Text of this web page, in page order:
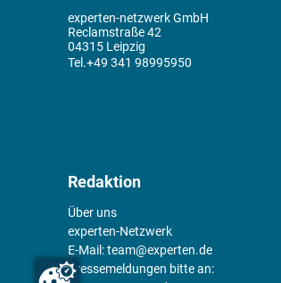
experten-netzwerk GmbH
Reclamstraße 42
04315 Leipzig
+49 341 98995950
Redaktion
Über uns
experten-Netzwerk
E-Mail:team@experten.de
Pressemeldungen bitte an: